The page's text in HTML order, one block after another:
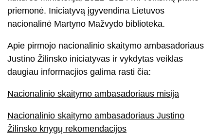
priemonė. Iniciatyvą įgyvendina Lietuvos
nacionalinė Martyno Mažvydo biblioteka.
Apie pirmojo nacionalinio skaitymo ambasadoriaus
Justino Žilinsko iniciatyvas ir vykdytas veiklas
daugiau informacjios galima rasti čia:
Nacionalinio skaitymo ambasadoriaus misija
Nacionalinio skaitymo ambasadoriaus Justino
Žilinsko knygų rekomendacijos